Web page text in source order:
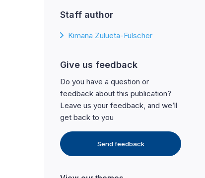
Staff author
Kimana Zulueta-Fülscher
Give us feedback
Do you have a question or
feedback about this publication?
Leave us your feedback, and we’ll
get back to you
Send feedback